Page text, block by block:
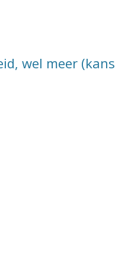
wel meer (kans